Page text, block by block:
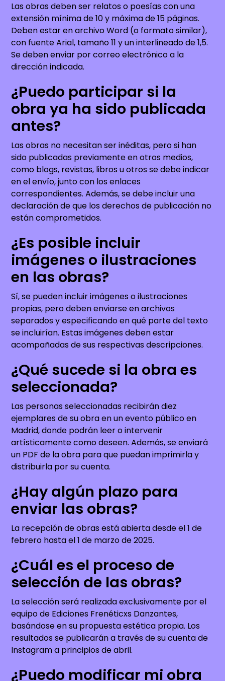
Las obras deben ser relatos o poesías con una
extensión mínima de 10 y máxima de 15 páginas.
Deben estar en archivo Word (o formato similar),
con fuente Arial, tamaño 11 y un interlineado de 1,5.
Se deben enviar por correo electrónico a la
dirección indicada.
¿Puedo participar si la
obra ya ha sido publicada
antes?
Las obras no necesitan ser inéditas, pero si han
sido publicadas previamente en otros medios,
como blogs, revistas, libros u otros se debe indicar
en el envío, junto con los enlaces
correspondientes. Además, se debe incluir una
declaración de que los derechos de publicación no
están comprometidos.
¿Es posible incluir
imágenes o ilustraciones
en las obras?
Sí, se pueden incluir imágenes o ilustraciones
propias, pero deben enviarse en archivos
separados y especificando en qué parte del texto
se incluirían. Estas imágenes deben estar
acompañadas de sus respectivas descripciones.
¿Qué sucede si la obra es
seleccionada?
Las personas seleccionadas recibirán diez
ejemplares de su obra en un evento público en
Madrid, donde podrán leer o intervenir
artísticamente como deseen. Además, se enviará
un PDF de la obra para que puedan imprimirla y
distribuirla por su cuenta.
¿Hay algún plazo para
enviar las obras?
La recepción de obras está abierta desde el 1 de
febrero hasta el 1 de marzo de 2025.
¿Cuál es el proceso de
selección de las obras?
La selección será realizada exclusivamente por el
equipo de Ediciones Frenéticxs Danzantes,
basándose en su propuesta estética propia. Los
resultados se publicarán a través de su cuenta de
Instagram a principios de abril.
¿Puedo modificar mi obra